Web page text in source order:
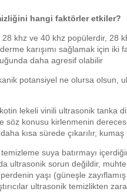
hangi faktörler etkiler?
28 khz ve 40 khz popülerdir, 28
karışımı sağlamak için
daha agresif olabilir
potansiyel ne olursa olsun,
lekeli vinili ultrasonik tanka
söz konusu kirlenmenin
kısa sürede çıkarılır,
suya batırmayı
ultrasonik sorun değildir,
yaşı (güneşle
ultrasonik temizlikten